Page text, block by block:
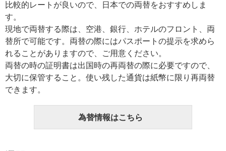
比較的レートが良いので、日本での両替をおすすめしま
す。
現地で両替する際は、空港、銀行、ホテルのフロント、両
替所で可能です。両替の際にはパスポートの提示を求めら
れることがありますので、ご用意ください。
両替の時の証明書は出国時の再両替の際に必要ですので、
大切に保管すること。使い残した通貨は紙幣に限り再両替
できます。
為替情報はこちら